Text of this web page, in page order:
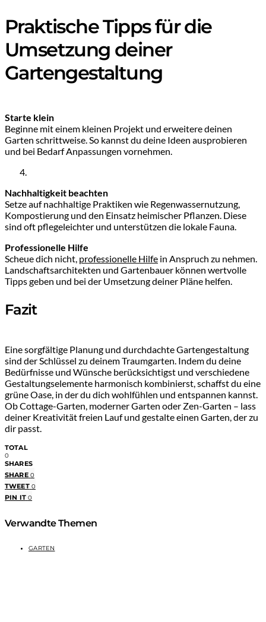
Praktische Tipps für die
Umsetzung deiner
Gartengestaltung
Starte klein
Beginne mit einem kleinen Projekt und erweitere deinen
Garten schrittweise. So kannst du deine Ideen ausprobieren
und bei Bedarf Anpassungen vornehmen.
Nachhaltigkeit beachten
Setze auf nachhaltige Praktiken wie Regenwassernutzung,
Kompostierung und den Einsatz heimischer Pflanzen. Diese
sind oft pflegeleichter und unterstützen die lokale Fauna.
Professionelle Hilfe
Scheue dich nicht, professionelle Hilfe in Anspruch zu nehmen.
Landschaftsarchitekten und Gartenbauer können wertvolle
Tipps geben und bei der Umsetzung deiner Pläne helfen.
Fazit
Eine sorgfältige Planung und durchdachte Gartengestaltung
sind der Schlüssel zu deinem Traumgarten. Indem du deine
Bedürfnisse und Wünsche berücksichtigst und verschiedene
Gestaltungselemente harmonisch kombinierst, schaffst du eine
grüne Oase, in der du dich wohlfühlen und entspannen kannst.
Ob Cottage-Garten, moderner Garten oder Zen-Garten – lass
deiner Kreativität freien Lauf und gestalte einen Garten, der zu
dir passt.
TOTAL
0
SHARES
SHARE 0
TWEET 0
PIN IT 0
Verwandte Themen
GARTEN